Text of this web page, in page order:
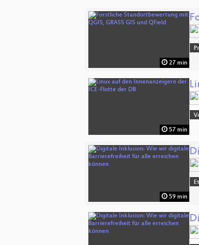
27 min
57 min
59 min